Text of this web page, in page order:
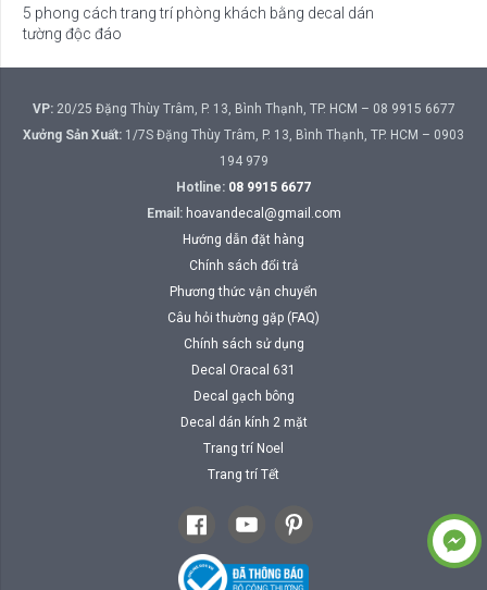
5 phong cách trang trí phòng khách bằng decal dán
tường độc đáo
VP:20/25 Đặng Thùy Trâm, P. 13, Bình Thạnh, TP. HCM – 08 9915 6677
Xưởng Sản Xuất: 1/7S Đặng Thùy Trâm, P. 13, Bình Thạnh, TP. HCM – 0903
194 979
Hotline: 08 9915 6677
Email: hoavandecal@gmail.com
Hướng dẫn đặt hàng
Chính sách đổi trả
Phương thức vận chuyển
Câu hỏi thường gặp (FAQ)
Chính sách sử dụng
Decal Oracal 631
Decal gạch bông
Decal dán kính 2 mặt
Trang trí Noel
Trang trí Tết